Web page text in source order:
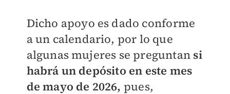
Dicho apoyo es dado conforme
a un calendario, por lo que
algunas mujeres se preguntan si
habrá un depósito en este mes
de mayo de 2026, pues,